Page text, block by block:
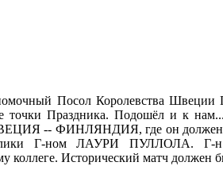
Посол Королевства
точки Праздника. Подошёл и к
-- ФИНЛЯНДИЯ, где он должен
Г-ном ЛАУРИ ПУЛЛОЛА. Г-н
коллеге. Исторический матч должен